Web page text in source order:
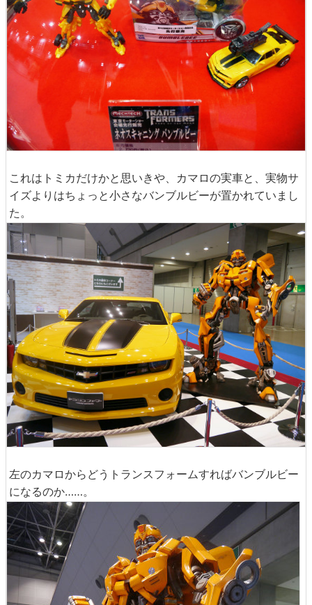
これはトミカだけかと思いきや、カマロの実車と、実物サ
イズよりはちょっと小さなバンブルビーが置かれていまし
た。
左のカマロからどうトランスフォームすればバンブルビー
になるのか……。